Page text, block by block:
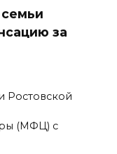
за
Ростовской
(МФЦ) с